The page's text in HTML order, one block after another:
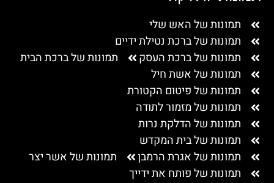
תמונות של האש שלי
תמונות של ברכת נטילת ידיים
תמונות של ברכת העסק
תמונות של ברכת הבית
תמונות של אשת חיל
תמונות של פיטום הקטורת
תמונות של מזמור לתודה
תמונות של הדלקת נרות
תמונות של בית המקדש
תמונות של אגרת הרמבן
תמונות של אשר יצר
תמונות של פותח את ידייך